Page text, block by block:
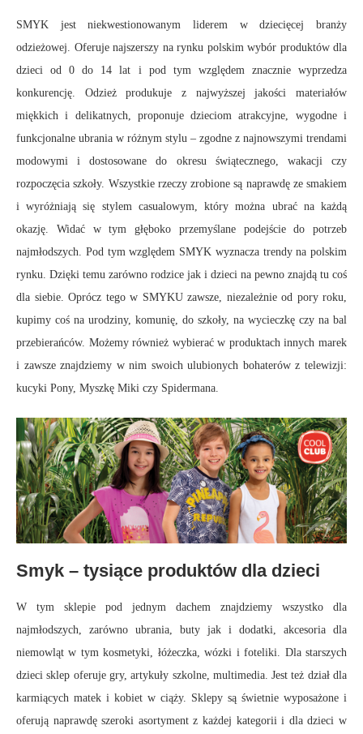
SMYK jest niekwestionowanym liderem w dziecięcej branży
odzieżowej. Oferuje najszerszy na rynku polskim wybór produktów dla
dzieci od 0 do 14 lat i pod tym względem znacznie wyprzedza
konkurencję. Odzież produkuje z najwyższej jakości materiałów
miękkich i delikatnych, proponuje dzieciom atrakcyjne, wygodne i
funkcjonalne ubrania w różnym stylu – zgodne z najnowszymi trendami
modowymi i dostosowane do okresu świątecznego, wakacji czy
rozpoczęcia szkoły. Wszystkie rzeczy zrobione są naprawdę ze smakiem
i wyróżniają się stylem casualowym, który można ubrać na każdą
okazję. Widać w tym głęboko przemyślane podejście do potrzeb
najmłodszych. Pod tym względem SMYK wyznacza trendy na polskim
rynku. Dzięki temu zarówno rodzice jak i dzieci na pewno znajdą tu coś
dla siebie. Oprócz tego w SMYKU zawsze, niezależnie od pory roku,
kupimy coś na urodziny, komunię, do szkoły, na wycieczkę czy na bal
przebierańców. Możemy również wybierać w produktach innych marek
i zawsze znajdziemy w nim swoich ulubionych bohaterów z telewizji:
kucyki Pony, Myszkę Miki czy Spidermana.
Smyk – tysiące produktów dla dzieci
W tym sklepie pod jednym dachem znajdziemy wszystko dla
najmłodszych, zarówno ubrania, buty jak i dodatki, akcesoria dla
niemowląt w tym kosmetyki, łóżeczka, wózki i foteliki. Dla starszych
dzieci sklep oferuje gry, artykuły szkolne, multimedia. Jest też dział dla
karmiących matek i kobiet w ciąży. Sklepy są świetnie wyposażone i
oferują naprawdę szeroki asortyment z każdej kategorii i dla dzieci w